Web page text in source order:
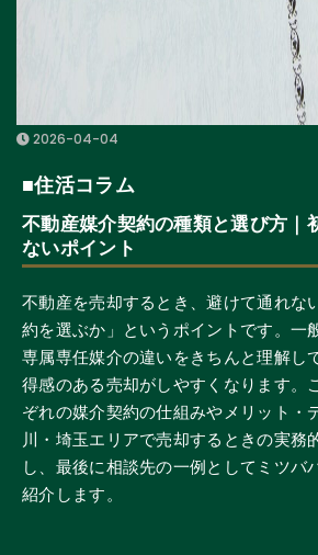
2026-04-04
■住活コラム
不動産媒介契約の種類と選び方｜
ないポイント
不動産を売却するとき、避けて通れな
約を選ぶか」というポイントです。一
専属専任媒介の違いをきちんと理解し
得感のある売却がしやすくなります。
ぞれの媒介契約の仕組みやメリット・
川・埼玉エリアで売却するときの実務
し、最後に相談先の一例としてミツバ
紹介します。